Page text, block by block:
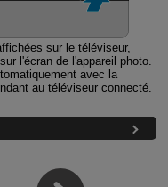
sur le téléviseur,
l'écran de l'appareil photo.
avec la
au téléviseur connecté.